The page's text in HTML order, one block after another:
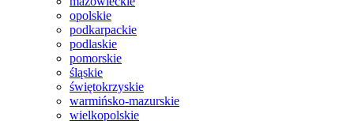
opolskie
podkarpackie
podlaskie
pomorskie
śląskie
świętokrzyskie
warmińsko-mazurskie
wielkopolskie